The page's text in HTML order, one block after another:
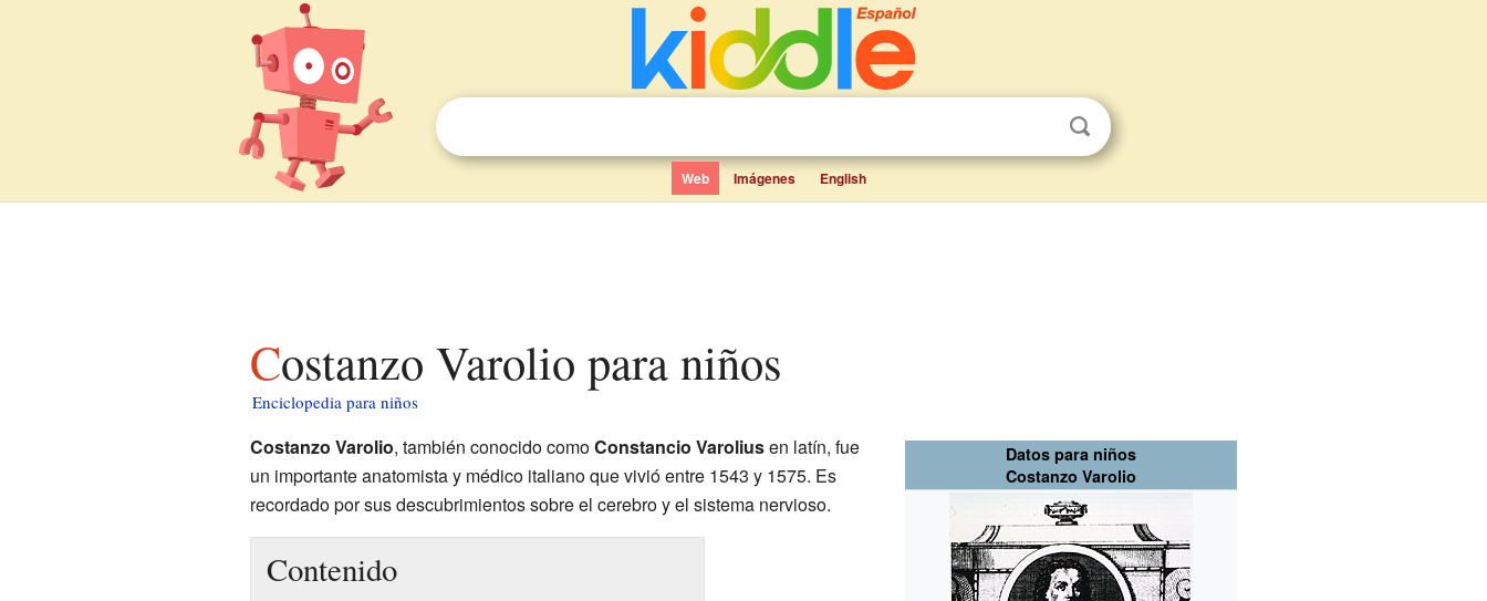
Web Imágenes English
Costanzo Varolio para niños
Enciclopedia para niños
Datos para niños
Costanzo Varolio
Costanzo Varolio, también conocido comoConstancio Varoliusen latín, fue
un importante anatomista y médico italiano que vivió entre 1543 y 1575. Es
recordado por sus descubrimientos sobre el cerebro y el sistema nervioso.
Contenido